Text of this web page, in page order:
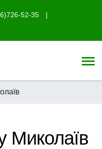
52-35
Миколаїв